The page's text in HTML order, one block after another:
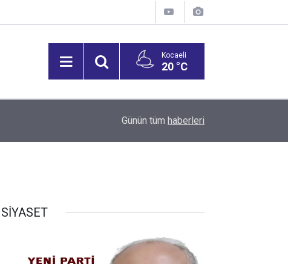
Kocaeli
20 °C
Yuvacık Yüzde 70, Namazgah Yüzde 59’a
Günün tüm haberleri
SİYASET